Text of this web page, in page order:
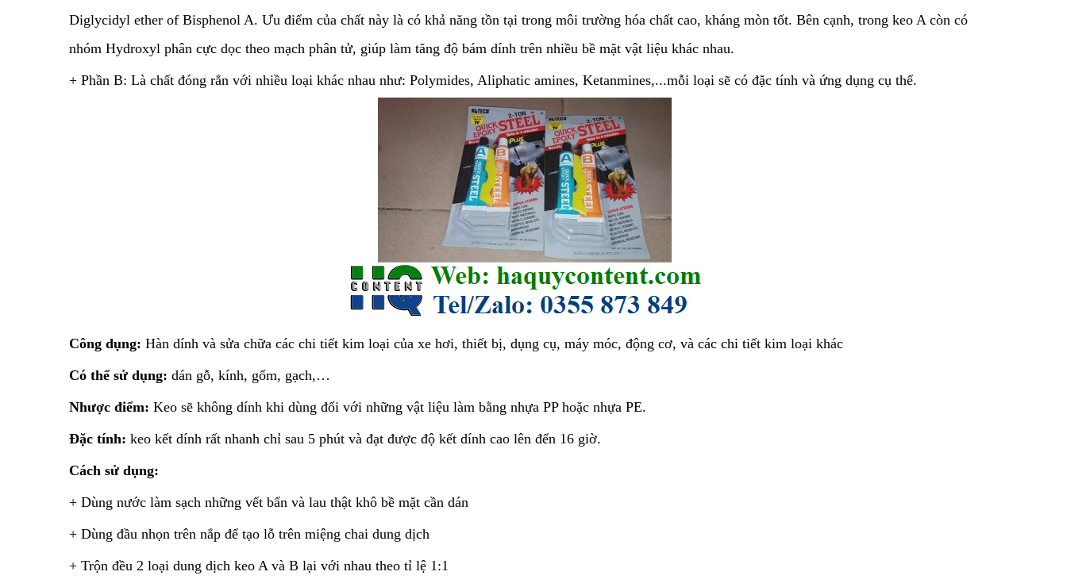
Diglycidyl ether of Bisphenol A. Ưu điểm của chất này là có khả năng tồn tại trong môi trường hóa chất cao, kháng mòn tốt. Bên cạnh, trong keo A còn có
nhóm Hydroxyl phân cực dọc theo mạch phân tử, giúp làm tăng độ bám dính trên nhiều bề mặt vật liệu khác nhau.
+ Phần B: Là chất đóng rắn với nhiều loại khác nhau như: Polymides, Aliphatic amines, Ketanmines,...mỗi loại sẽ có đặc tính và ứng dụng cụ thể.
Công dụng: Hàn dính và sửa chữa các chi tiết kim loại của xe hơi, thiết bị, dụng cụ, máy móc, động cơ, và các chi tiết kim loại khác
Có thể sử dụng: dán gỗ, kính, gốm, gạch,…
Nhược điểm: Keo sẽ không dính khi dùng đối với những vật liệu làm bằng nhựa PP hoặc nhựa PE.
Đặc tính: keo kết dính rất nhanh chỉ sau 5 phút và đạt được độ kết dính cao lên đến 16 giờ.
Cách sử dụng:
+ Dùng nước làm sạch những vết bẩn và lau thật khô bề mặt cần dán
+ Dùng đầu nhọn trên nắp để tạo lỗ trên miệng chai dung dịch
+ Trộn đều 2 loại dung dịch keo A và B lại với nhau theo tỉ lệ 1:1